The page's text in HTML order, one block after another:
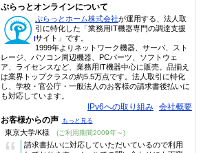
ぷらっとオンラインについて
ぷらっとホーム株式会社が運用する、法人取
引に特化した「業務用IT機器専門の調達支援
サイト」です。
1999年よりネットワーク機器、サーバ、スト
レージ、パソコン周辺機器、PCパーツ、ソフトウェ
ア、ライセンスなど、業務用IT機器中心に販売。品揃え
は業界トップクラスの約5.5万点です。法人取引に特化
し、学校・官公庁・一般法人のお客様の請求書後払いに
も対応しています。
IPv6への取り組み 会社概要
お客様からの声 もっと見る
東京大学/K様 (ご利用期間2009年～)
請求書払いに対応していただいているので利用